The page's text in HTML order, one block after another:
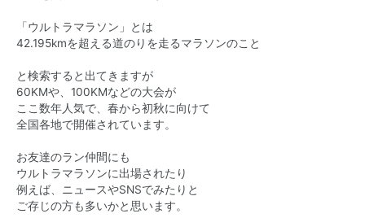
「ウルトラマラソン」とは
42.195kmを超える道のりを走るマラソンのこと
と検索すると出てきますが
60KMや、100KMなどの大会が
ここ数年人気で、春から初秋に向けて
全国各地で開催されています。
お友達のラン仲間にも
ウルトラマラソンに出場されたり
例えば、ニュースやSNSでみたりと
ご存じの方も多いかと思います。